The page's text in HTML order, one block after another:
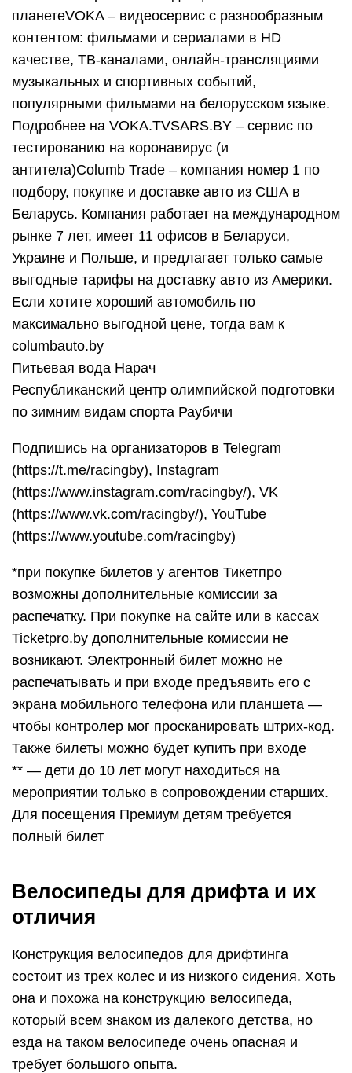
планетеVOKA – видеосервис c разнообразным
контентом: фильмами и сериалами в HD
качестве, ТВ-каналами, онлайн-трансляциями
музыкальных и спортивных событий,
популярными фильмами на белорусском языке.
Подробнее на VOKA.TVSARS.BY – сервис по
тестированию на коронавирус (и
антитела)Columb Trade – компания номер 1 по
подбору, покупке и доставке авто из США в
Беларусь. Компания работает на международном
рынке 7 лет, имеет 11 офисов в Беларуси,
Украине и Польше, и предлагает только самые
выгодные тарифы на доставку авто из Америки.
Если хотите хороший автомобиль по
максимально выгодной цене, тогда вам к
columbauto.by
Питьевая вода Нарач
Республиканский центр олимпийской подготовки
по зимним видам спорта Раубичи
Подпишись на организаторов в Telegram
(https://t.me/racingby), Instagram
(https://www.instagram.com/racingby/), VK
(https://www.vk.com/racingby/), YouTube
(https://www.youtube.com/racingby)
*при покупке билетов у агентов Тикетпро
возможны дополнительные комиссии за
распечатку. При покупке на сайте или в кассах
Ticketpro.by дополнительные комиссии не
возникают. Электронный билет можно не
распечатывать и при входе предъявить его с
экрана мобильного телефона или планшета —
чтобы контролер мог просканировать штрих-код.
Также билеты можно будет купить при входе
** — дети до 10 лет могут находиться на
мероприятии только в сопровождении старших.
Для посещения Премиум детям требуется
полный билет
Велосипеды для дрифта и их
отличия
Конструкция велосипедов для дрифтинга
состоит из трех колес и из низкого сидения. Хоть
она и похожа на конструкцию велосипеда,
который всем знаком из далекого детства, но
езда на таком велосипеде очень опасная и
требует большого опыта.